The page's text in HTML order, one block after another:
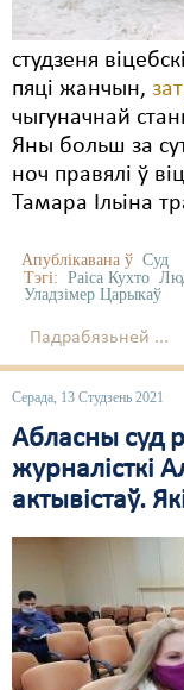
студзеня
пяці жанчын,
чыгуначнай
Яны больш за
ноч правялі ў
Тамара Ільіна
Апублікавана ў Суд
Тэгі: Раіса Кухто
Уладзімер Царыкаў
Падрабязьней ...
Серада, 13 Студзень 2021
Абласны суд
журналісткі
актывістаў.
Культурныя правы
ЛПП
Мігранты
Мірныя сходы
Палітвязьні
Праваабаронцы
Правы дзіцяці
Пэнітэнцыярная
Распальваньне
Рознае
Свабода слова
Свабода сумленьня
Сьмяротнае
Экалёгія